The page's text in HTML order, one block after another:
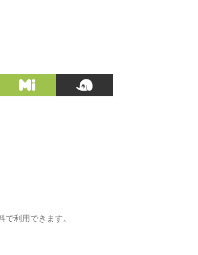
利用できます。